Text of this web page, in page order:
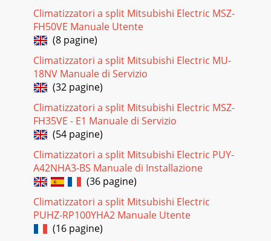
Climatizzatori a split Mitsubishi Electric MSZ-
FH50VE Manuale Utente
(8 pagine)
Climatizzatori a split Mitsubishi Electric MU-
18NV Manuale di Servizio
(32 pagine)
Climatizzatori a split Mitsubishi Electric MSZ-
FH35VE - E1 Manuale di Servizio
(54 pagine)
Climatizzatori a split Mitsubishi Electric PUY-
A42NHA3-BS Manuale di Installazione
(36 pagine)
Climatizzatori a split Mitsubishi Electric
PUHZ-RP100YHA2 Manuale Utente
(16 pagine)